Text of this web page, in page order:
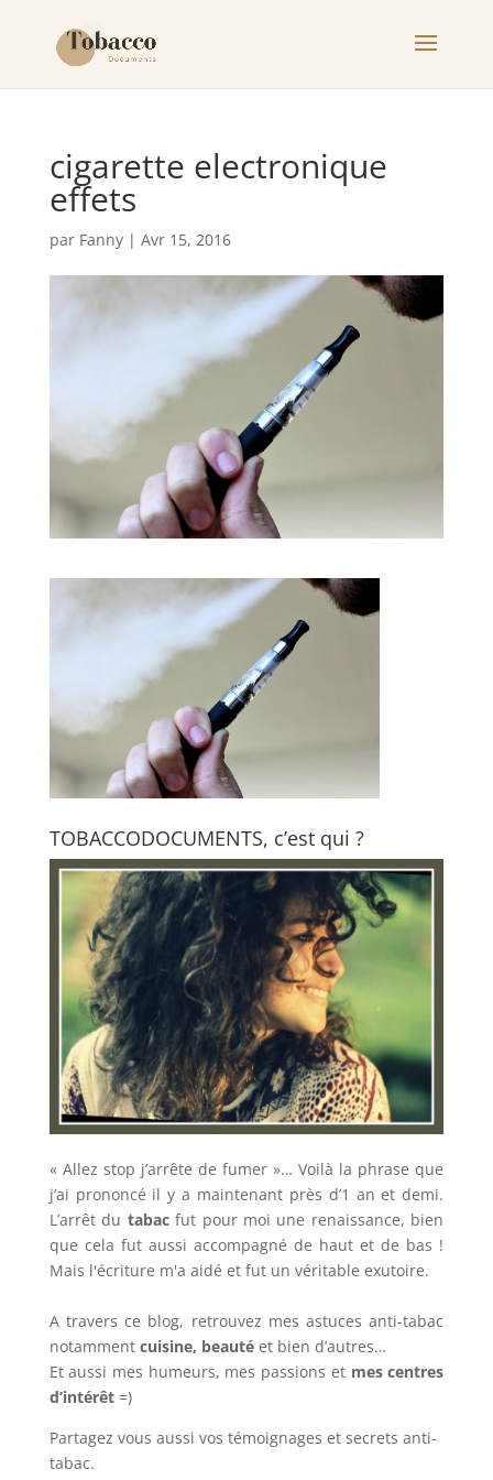
cigarette electronique
effets
par Fanny| Avr 15, 2016
TOBACCODOCUMENTS, c’est qui ?
« Allez stop j’arrête de fumer »… Voilà la phrase que
j’ai prononcé il y a maintenant près d’1 an et demi.
L’arrêt du tabacfut pour moi une renaissance, bien
que cela fut aussi accompagné de haut et de bas !
Mais l'écriture m'a aidé et fut un véritable exutoire.
A travers ce blog, retrouvez mes astuces anti-tabac
notamment cuisine, beautéet bien d’autres…
Et aussi mes humeurs, mes passions et mes centres
d’intérêt=)
Partagez vous aussi vos témoignages et secrets anti-
tabac.